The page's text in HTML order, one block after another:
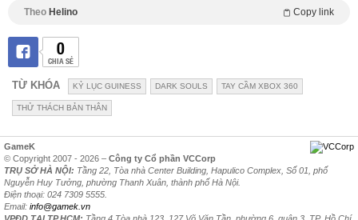
Theo Helino Copy link
0
CHIA SẺ
TỪ KHÓA KỶ LỤC GUINESS DARK SOULS TAY CẦM XBOX 360
THỬ THÁCH BẢN THÂN
GameK
© Copyright 2007 - 2026 – Công ty Cổ phần VCCorp
TRỤ SỞ HÀ NỘI: Tầng 22, Tòa nhà Center Building, Hapulico Complex, Số 01, phố
Nguyễn Huy Tưởng, phường Thanh Xuân, thành phố Hà Nội.
Điện thoại: 024 7309 5555.
Email: info@gamek.vn